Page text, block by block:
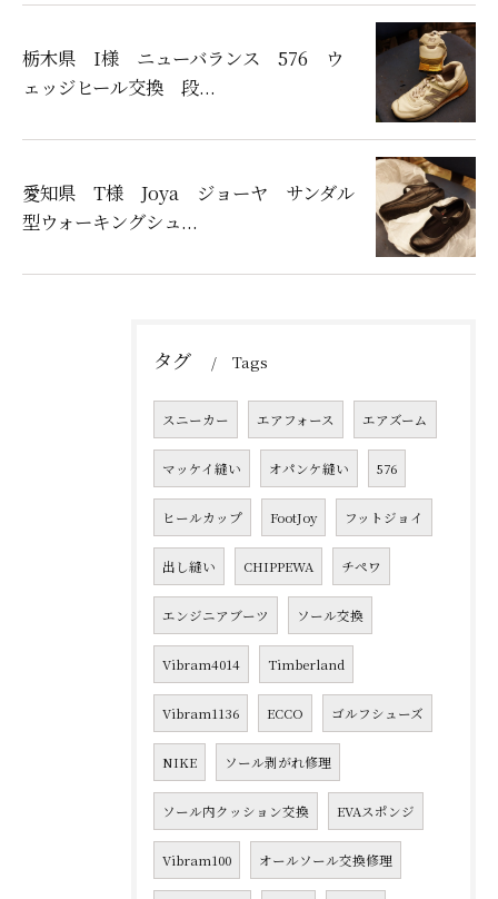
栃木県 I様 ニューバランス 576 ウ
ェッジヒール交換 段...
愛知県 T様 Joya ジョーヤ サンダル
型ウォーキングシュ...
タグ Tags
スニーカー エアフォース エアズーム
マッケイ縫い オパンケ縫い 576
ヒールカップ FootJoy フットジョイ
出し縫い CHIPPEWA チペワ
エンジニアブーツ ソール交換
Vibram4014 Timberland
Vibram1136 ECCO ゴルフシューズ
NIKE ソール剥がれ修理
ソール内クッション交換 EVAスポンジ
Vibram100 オールソール交換修理